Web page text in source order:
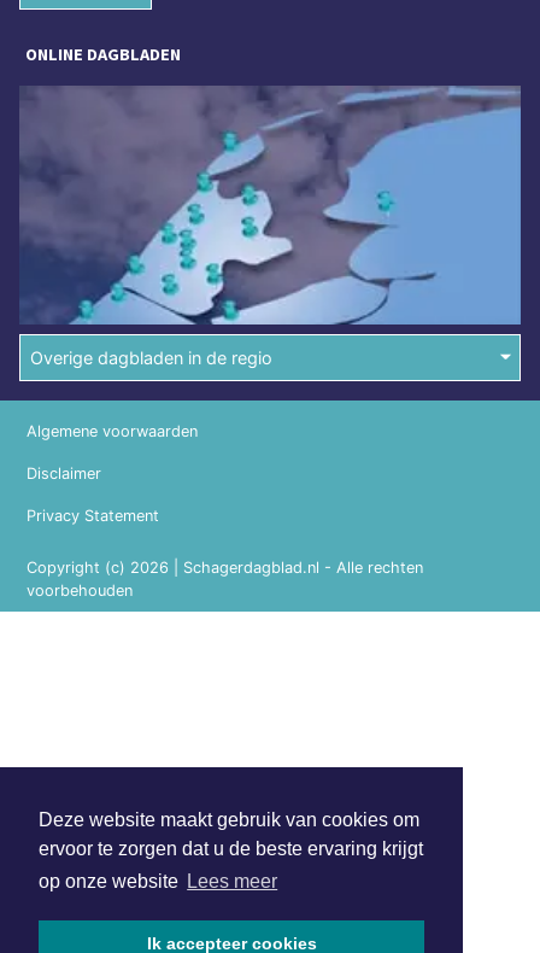
Deze website maakt gebruik van cookies om
ervoor te zorgen dat u de beste ervaring krijgt
op onze website Lees meer
Ik accepteer cookies
ONLINE DAGBLADEN
Overige dagbladen in de regio
Copyright (c) 2026 | Schagerdagblad.nl - Alle rechten
voorbehouden
Algemene voorwaarden
Disclaimer
Privacy Statement